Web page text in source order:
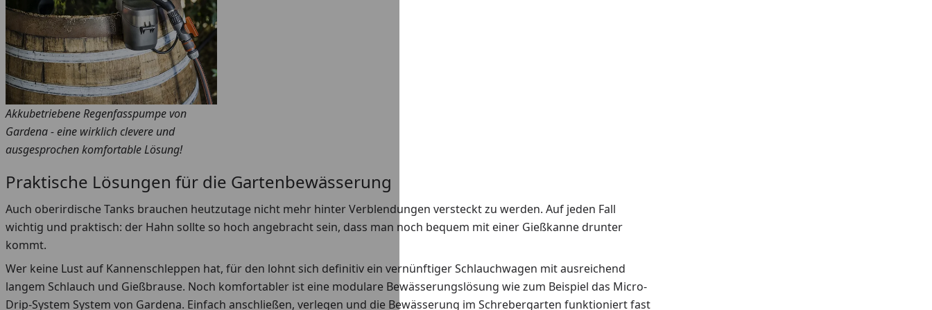
Akkubetriebene Regenfasspumpe von
Gardena - eine wirklich clevere und
ausgesprochen komfortable Lösung!
Praktische Lösungen für die Gartenbewässerung
Auch oberirdische Tanks brauchen heutzutage nicht mehr hinter Verblendungen versteckt zu werden. Auf jeden Fall
wichtig und praktisch: der Hahn sollte so hoch angebracht sein, dass man noch bequem mit einer Gießkanne drunter
kommt.
Wer keine Lust auf Kannenschleppen hat, für den lohnt sich definitiv ein vernünftiger Schlauchwagen mit ausreichend
langem Schlauch und Gießbrause. Noch komfortabler ist eine modulare Bewässerungslösung wie zum Beispiel das Micro-
Drip-System System von Gardena. Einfach anschließen, verlegen und die Bewässerung im Schrebergarten funktioniert fast